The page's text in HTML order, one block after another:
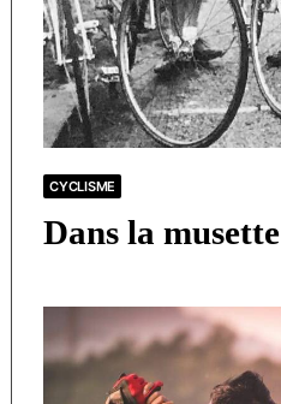
CYCLISME
Dans la musette